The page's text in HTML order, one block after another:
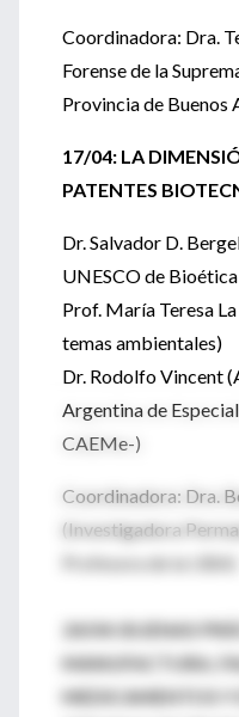
Coordinadora: Dra.
Forense de la
Provincia de Buenos
17/04: LA
PATENTES
Dr. Salvador D.
UNESCO de
Prof. María Teresa
temas ambientales)
Dr. Rodolfo Vincent
Argentina de
CAEMe-)
Coordinadora: Dra.
(Investigadora
Profesora de la UBA)
24/04: BUENAS
MANUFACTURA,
MEDICAMENTOS Y